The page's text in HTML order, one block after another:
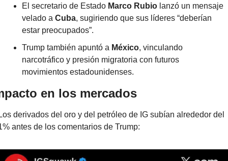
El secretario de Estado Marco Rubio lanzó un mensaje
velado a Cuba, sugiriendo que sus líderes “deberían
estar preocupados”.
Trump también apuntó a México, vinculando
narcotráfico y presión migratoria con futuros
movimientos estadounidenses.
en los mercados
derivados del oro y del petróleo de IG subían alrededor del
antes de los comentarios de Trump: